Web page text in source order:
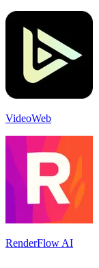
VideoWeb
RenderFlow AI